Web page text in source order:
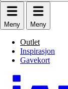
Meny Meny
Outlet
Inspirasjon
Gavekort